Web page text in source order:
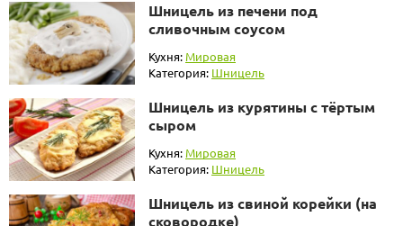
Шницель из печени под
сливочным соусом
Кухня: Мировая
Категория: Шницель
Шницель из курятины с тёртым
сыром
Кухня: Мировая
Категория: Шницель
Шницель из свиной корейки (на
сковородке)